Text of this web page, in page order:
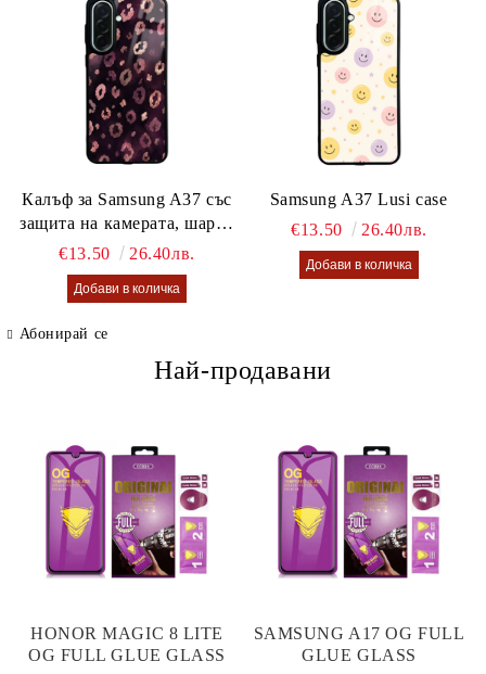
Калъф за Samsung A37 със
защита на камерата, шарен
калъф Lusi case
€13.50 26.40лв.
Samsung A37 Lusi case
€13.50
26.40лв.
Абонирай се
Най-продавани
HONOR MAGIC 8 LITE
OG FULL GLUE GLASS
SAMSUNG A17 OG FULL
GLUE GLASS